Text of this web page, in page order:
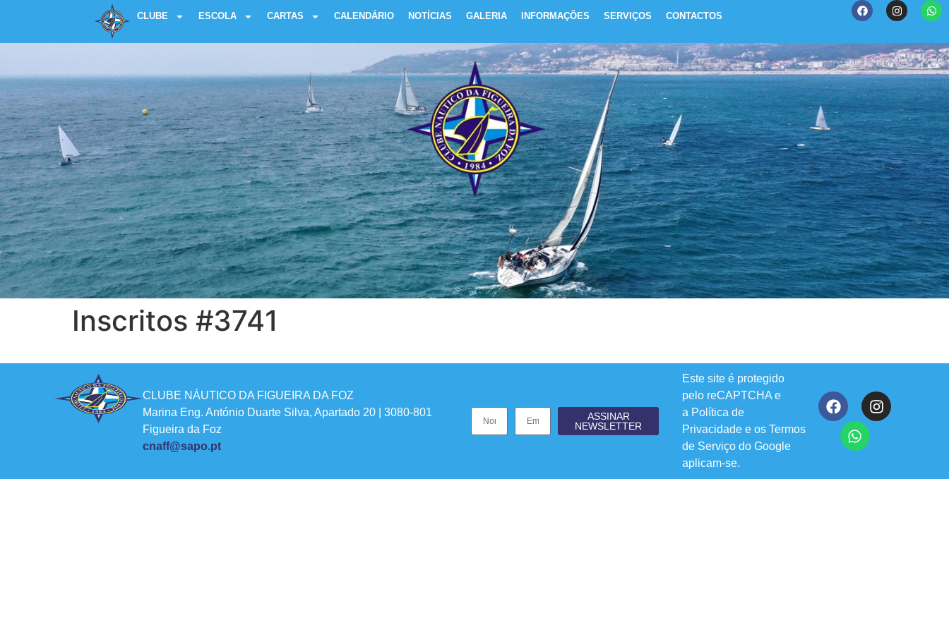
CLUBE ESCOLA CARTAS CALENDÁRIO NOTÍCIAS GALERIA INFORMAÇÕES SERVIÇOS CONTACTOS
Inscritos #3741
CLUBE NÁUTICO DA FIGUEIRA DA FOZ
Marina Eng. António Duarte Silva, Apartado 20 | 3080-801
Figueira da Foz
cnaff@sapo.pt
ASSINAR
NEWSLETTER
Este site é protegido
pelo reCAPTCHA e
a Política de
Privacidade e osTermos
de Serviço do Google
aplicam-se.